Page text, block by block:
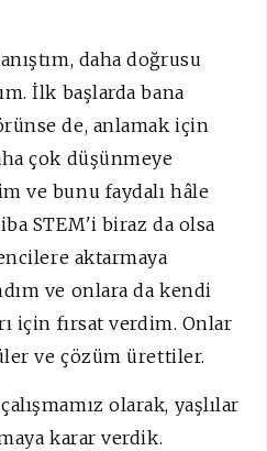
daha doğrusu
İlk başlarda bana
de, anlamak için
çok düşünmeye
ve bunu faydalı hâle
STEM'i biraz da olsa
aktarmaya
ve onlara da kendi
için fırsat verdim. Onlar
ve çözüm ürettiler.
olarak, yaşlılar
karar verdik.